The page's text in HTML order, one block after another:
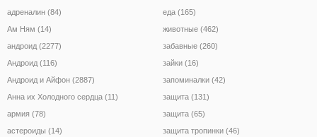
адреналин (84)
Ам Ням (14)
андроид (2277)
Андроид (116)
Андроид и Айфон (2887)
Анна их Холодного сердца (11)
армия (78)
астероиды (14)
еда (165)
животные (462)
забавные (260)
зайки (16)
запоминалки (42)
защита (131)
защита (65)
защита тропинки (46)